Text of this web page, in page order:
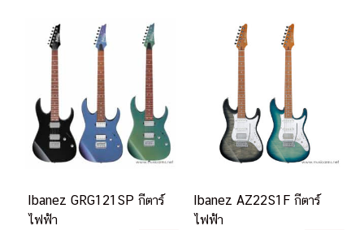
Ibanez GRG121SP กีตาร์
ไฟฟ้า
Ibanez AZ22S1F กีตาร์
ไฟฟ้า